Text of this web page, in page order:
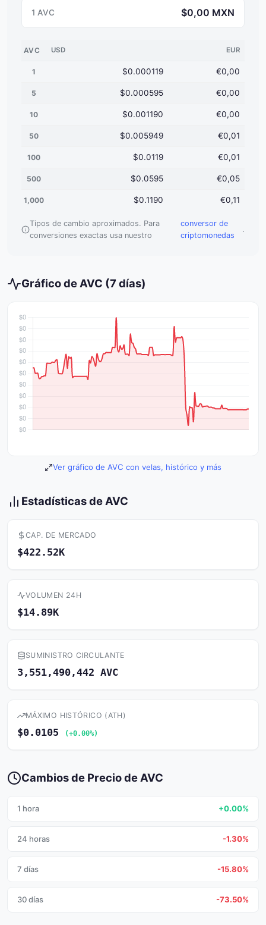
1 AVC $0,00 MXN
AVC USD EUR
1 $0.000119 €0,00
5 $0.000595 €0,00
10 $0.001190 €0,00
50 $0.005949 €0,01
100 $0.0119 €0,01
500 $0.0595 €0,05
1,000 $0.1190 €0,11
Tipos de cambio aproximados. Para
conversiones exactas usa nuestro
conversor de
criptomonedas
.
Gráfico de AVC (7 días)
Ver gráfico de AVC con velas, histórico y más
Estadísticas de AVC
CAP. DE MERCADO
$422.52K
VOLUMEN 24H
$14.89K
SUMINISTRO CIRCULANTE
3,551,490,442 AVC
MÁXIMO HISTÓRICO (ATH)
$0.0105 (+0.00%)
Cambios de Precio de AVC
1 hora +0.00%
24 horas -1.30%
7 días -15.80%
30 días -73.50%